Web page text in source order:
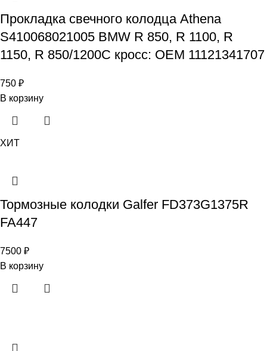
Прокладка свечного колодца Athena
S410068021005 BMW R 850, R 1100, R
1150, R 850/1200C кросс: OEM 11121341707
750 ₽
В корзину
ХИТ
Тормозные колодки Galfer FD373G1375R
FA447
7500 ₽
В корзину